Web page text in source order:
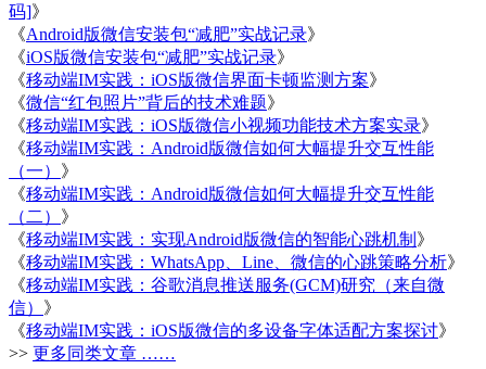
码]》
《Android版微信安装包“减肥”实战记录》
《iOS版微信安装包“减肥”实战记录》
《移动端IM实践：iOS版微信界面卡顿监测方案》
《微信“红包照片”背后的技术难题》
《移动端IM实践：iOS版微信小视频功能技术方案实录》
《移动端IM实践：Android版微信如何大幅提升交互性能
（一） 》
《移动端IM实践：Android版微信如何大幅提升交互性能
（二） 》
《移动端IM实践：实现Android版微信的智能心跳机制 》
《移动端IM实践：WhatsApp、Line、微信的心跳策略分析》
《移动端IM实践：谷歌消息推送服务(GCM)研究（来自微
信） 》
《移动端IM实践：iOS版微信的多设备字体适配方案探讨》
>> 更多同类文章 ……